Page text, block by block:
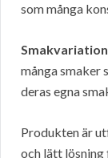
som många
många smaker
deras egna
Produkten är
och lätt